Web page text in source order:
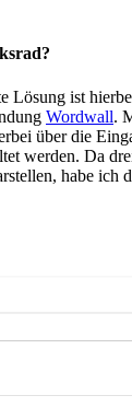
Lösung ist
Wordwall.
über die
werden. Da
habe ich